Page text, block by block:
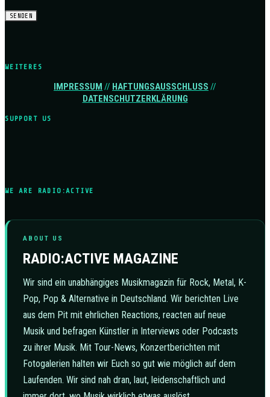
WEITERES
IMPRESSUM // HAFTUNGSAUSSCHLUSS //
DATENSCHUTZERKLÄRUNG
SUPPORT US
WE ARE RADIO:ACTIVE
ABOUT US
RADIO:ACTIVE MAGAZINE
Wir sind ein unabhängiges Musikmagazin für Rock, Metal, K-
Pop, Pop & Alternative in Deutschland. Wir berichten Live
aus dem Pit mit ehrlichen Reactions, reacten auf neue
Musik und befragen Künstler in Interviews oder Podcasts
zu ihrer Musik. Mit Tour-News, Konzertberichten mit
Fotogalerien halten wir Euch so gut wie möglich auf dem
Laufenden. Wir sind nah dran, laut, leidenschaftlich und